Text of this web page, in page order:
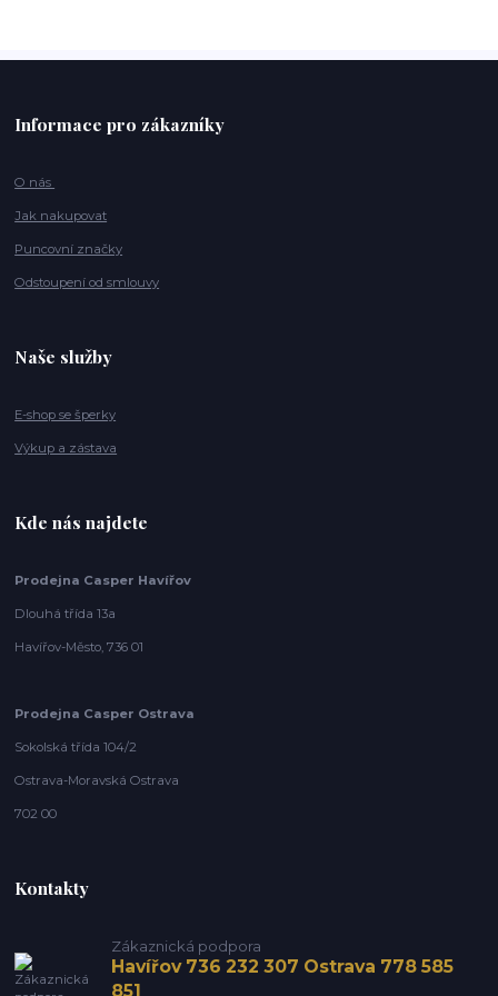
Informace pro zákazníky
O nás
Jak nakupovat
Puncovní značky
Odstoupení od smlouvy
Naše služby
E-shop se šperky
Výkup a zástava
Kde nás najdete
Prodejna Casper Havířov
Dlouhá třída 13a
Havířov-Město, 736 01
Prodejna Casper Ostrava
Sokolská třída 104/2
Ostrava-Moravská Ostrava
702 00
Kontakty
Zákaznická podpora
Havířov 736 232 307 Ostrava 778 585
851